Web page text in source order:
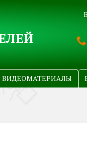
ВИДЕОМАТЕРИАЛЫ